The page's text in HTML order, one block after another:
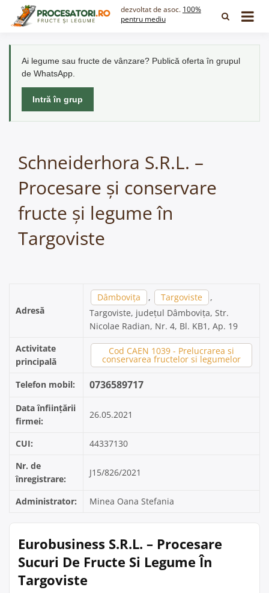
dezvoltat de asoc. 100%
pentru mediu
Ai legume sau fructe de vânzare? Publică oferta în grupul
de WhatsApp.
Intră în grup
Schneiderhora S.R.L. –
Procesare și conservare
fructe și legume în
Targoviste
Adresă
Dâmbovița , Targoviste
,
Targoviste, județul Dâmbovița, Str.
Nicolae Radian, Nr. 4, Bl. KB1, Ap. 19
Activitate
principală
Cod CAEN 1039 - Prelucrarea si
conservarea fructelor si legumelor
Telefon mobil: 0736589717
Data înființării
firmei:
26.05.2021
CUI:
44337130
Nr. de
înregistrare:
J15/826/2021
Administrator: Minea Oana Stefania
Eurobusiness S.R.L. – Procesare
Sucuri De Fructe Si Legume În
Targoviste